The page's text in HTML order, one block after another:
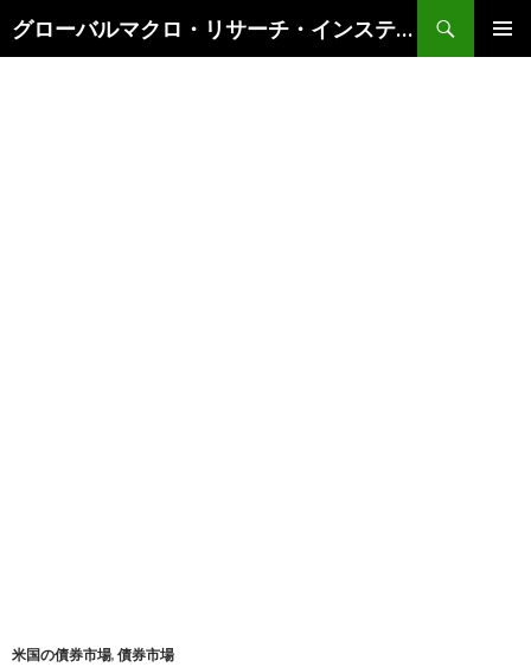
グローバルマクロ・リサーチ・インスティテュート
索
米国の債券市場, 債券市場